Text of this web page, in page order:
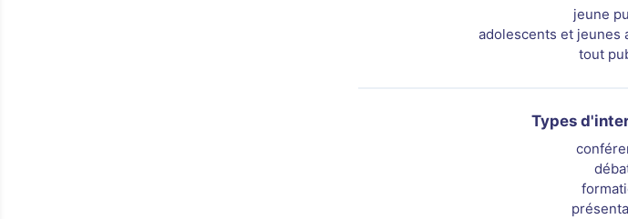
jeune
adolescents et jeunes
tout
Types